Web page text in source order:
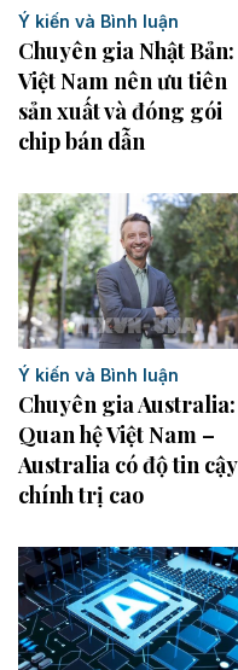
Ý kiến và Bình luận
Chuyên gia Nhật Bản:
Việt Nam nên ưu tiên
sản xuất và đóng gói
chip bán dẫn
Ý kiến và Bình luận
Chuyên gia Australia:
Quan hệ Việt Nam –
Australia có độ tin cậy
chính trị cao